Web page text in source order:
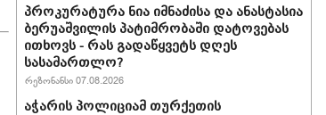
პროკურატურა ნია იმნაძისა და ანასტასია
ბერუაშვილის პატიმრობაში დატოვებას
ითხოვს - რას გადაწყვეტს დღეს
სასამართლო?
რეზონანსი 07.08.2026
აჭარის პოლიციამ თურქეთის